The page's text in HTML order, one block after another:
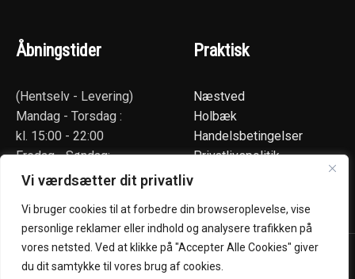
Vi værdsætter dit privatliv
Vi bruger cookies til at forbedre din browseroplevelse, vise
personlige reklamer eller indhold og analysere trafikken på
vores netsted. Ved at klikke på "Accepter Alle Cookies" giver
du dit samtykke til vores brug af cookies.
Åbningstider
(Hentselv - Levering)
Mandag - Torsdag :
kl. 15:00 - 22:00
Fredag - Søndag:
kl. 12:00 - 22:00
Praktisk
Næstved
Holbæk
Handelsbetingelser
Privatlivspolitik
Kokumi Sushi @ 2026 | Powered byNemBestil ApS
Book bord